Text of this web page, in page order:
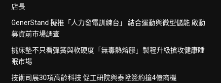
店長
GenerStand 擬推「人力發電訓練台」 結合運動與微型儲能 啟動
募資前市場調查
挑床墊不只看彈簧與軟硬度「無毒熱熔膠」製程升級搶攻健康睡
眠市場
技術司展30項高齡科技 促工研院與泰陞簽約搶4億商機